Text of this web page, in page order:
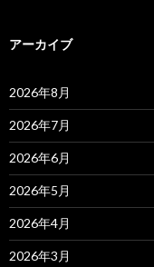
アーカイブ
2026年8月
2026年7月
2026年6月
2026年5月
2026年4月
2026年3月